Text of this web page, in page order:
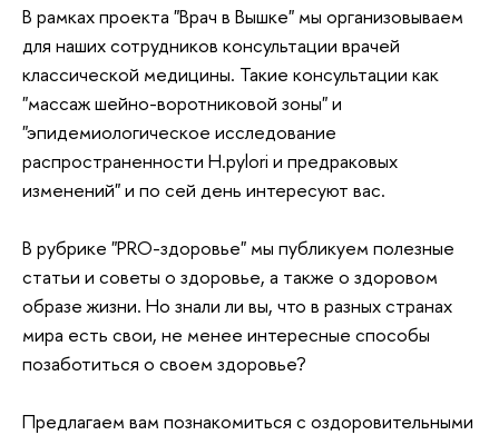
В рамках проекта "Врач в Вышке" мы организовываем
для наших сотрудников консультации врачей
классической медицины. Такие консультации как
"массаж шейно-воротниковой зоны" и
"эпидемиологическое исследование
распространенности H.pylori и предраковых
изменений" и по сей день интересуют вас.
В рубрике "PRO-здоровье" мы публикуем полезные
статьи и советы о здоровье, а также о здоровом
образе жизни. Но знали ли вы, что в разных странах
мира есть свои, не менее интересные способы
позаботиться о своем здоровье?
Предлагаем вам познакомиться с оздоровительными